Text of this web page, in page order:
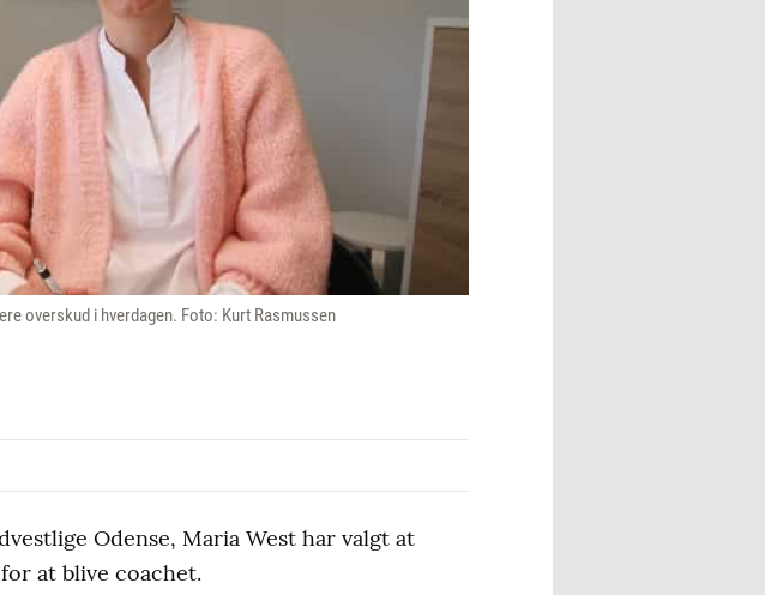
overskud i hverdagen. Foto: Kurt Rasmussen
Odense, Maria West har valgt at
at blive coachet.